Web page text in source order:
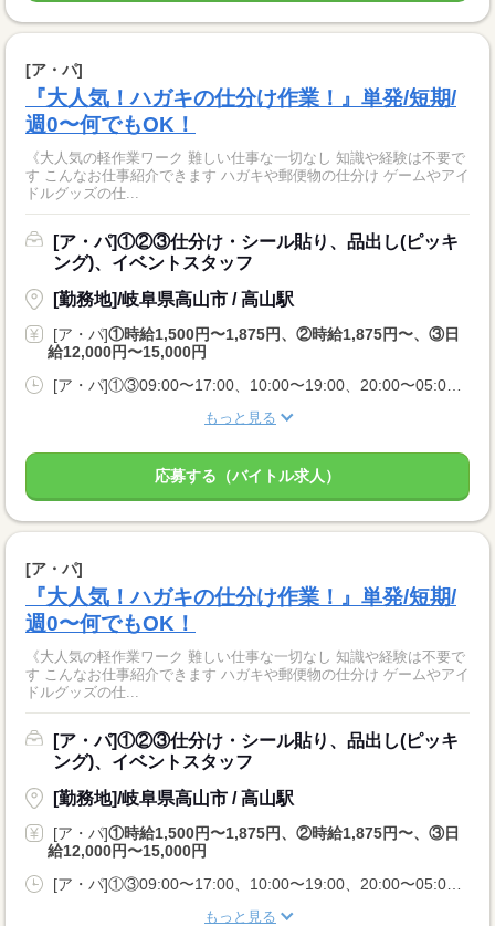
[ア・パ]
『大人気！ハガキの仕分け作業！』単発/短期/
週0〜何でもOK！
《大人気の軽作業ワーク 難しい仕事な一切なし 知識や経験は不要で
す こんなお仕事紹介できます ハガキや郵便物の仕分け ゲームやアイ
ドルグッズの仕...
[ア・パ]①②③仕分け・シール貼り、品出し(ピッキ
ング)、イベントスタッフ
[勤務地]/岐阜県高山市 / 高山駅
[ア・パ]①時給1,500円〜1,875円、②時給1,875円〜、③日
給12,000円〜15,000円
もっと見る
応募する（バイトル求人）
[ア・パ]
『大人気！ハガキの仕分け作業！』単発/短期/
週0〜何でもOK！
《大人気の軽作業ワーク 難しい仕事な一切なし 知識や経験は不要で
す こんなお仕事紹介できます ハガキや郵便物の仕分け ゲームやアイ
ドルグッズの仕...
[ア・パ]①②③仕分け・シール貼り、品出し(ピッキ
ング)、イベントスタッフ
[勤務地]/岐阜県高山市 / 高山駅
[ア・パ]①時給1,500円〜1,875円、②時給1,875円〜、③日
給12,000円〜15,000円
もっと見る